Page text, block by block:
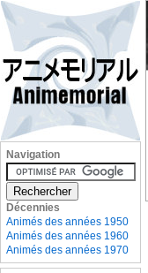
Navigation
Décennies
Animés des années 1950
Animés des années 1960
Animés des années 1970